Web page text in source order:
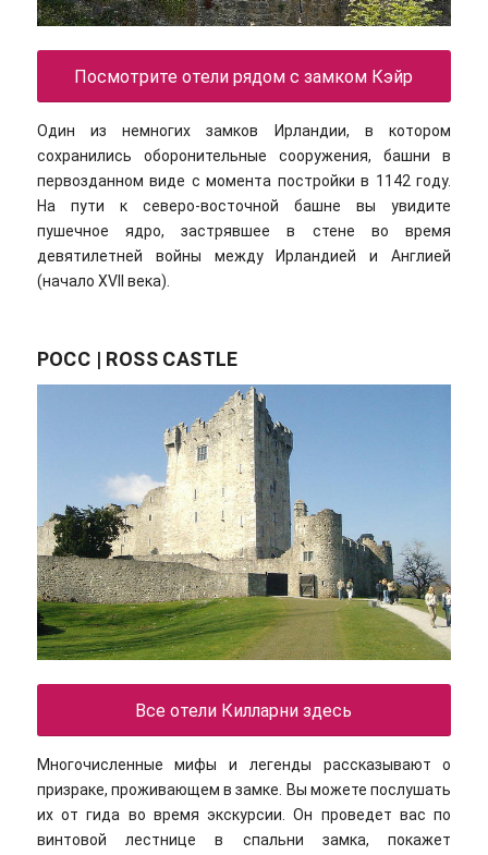
Посмотрите отели рядом с замком Кэйр
Один из немногих замков Ирландии, в котором
сохранились оборонительные сооружения, башни в
первозданном виде с момента постройки в 1142 году.
На пути к северо-восточной башне вы увидите
пушечное ядро, застрявшее в стене во время
девятилетней войны между Ирландией и Англией
(начало XVII века).
РОСС | ROSS CASTLE
Все отели Килларни здесь
Многочисленные мифы и легенды рассказывают о
призраке, проживающем в замке. Вы можете послушать
их от гида во время экскурсии. Он проведет вас по
винтовой лестнице в спальни замка, покажет